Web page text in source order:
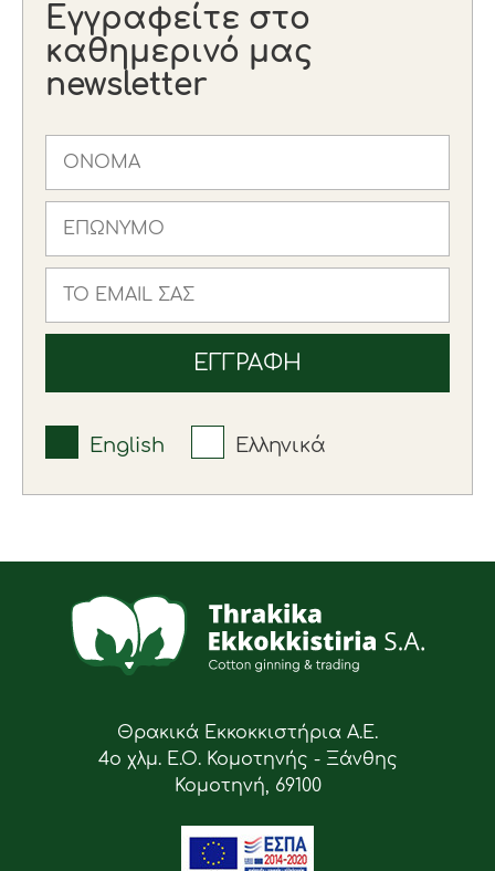
Εγγραφείτε στο
καθημερινό μας
newsletter
English Ελληνικά
Θρακικά Εκκοκκιστήρια Α.Ε.
4ο χλμ. Ε.Ο. Κομοτηνής - Ξάνθης
Κομοτηνή, 69100